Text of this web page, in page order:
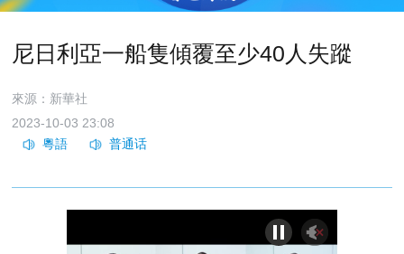
尼日利亞一船隻傾覆至少40人失蹤
來源：新華社
2023-10-03 23:08